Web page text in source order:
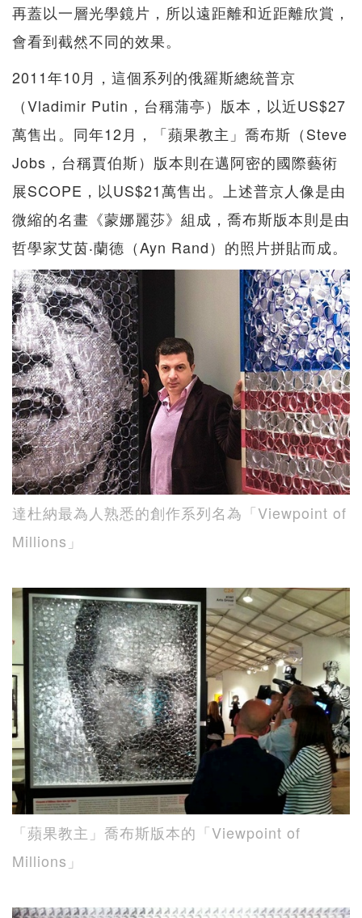
再蓋以一層光學鏡片，所以遠距離和近距離欣賞，
會看到截然不同的效果。
2011年10月，這個系列的俄羅斯總統普京
（Vladimir Putin，台稱蒲亭）版本，以近US$27
萬售出。同年12月，「蘋果教主」喬布斯（Steve
Jobs，台稱賈伯斯）版本則在邁阿密的國際藝術
展SCOPE，以US$21萬售出。上述普京人像是由
微縮的名畫《蒙娜麗莎》組成，喬布斯版本則是由
哲學家艾茵‧蘭德（Ayn Rand）的照片拼貼而成。
達杜納最為人熟悉的創作系列名為「Viewpoint of
Millions」
「蘋果教主」喬布斯版本的「Viewpoint of
Millions」